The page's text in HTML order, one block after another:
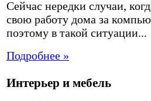
Сейчас нередки случаи,
свою работу дома за
поэтому в такой ситуации...
Подробнее »
Интерьер и мебель